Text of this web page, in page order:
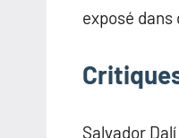
exposé
Salvador